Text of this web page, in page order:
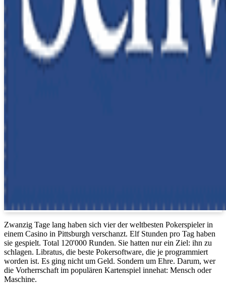
Zwanzig Tage lang haben sich vier der weltbesten Pokerspieler in
einem Casino in Pittsburgh verschanzt. Elf Stunden pro Tag haben
sie gespielt. Total 120'000 Runden. Sie hatten nur ein Ziel: ihn zu
schlagen. Libratus, die beste Pokersoftware, die je programmiert
worden ist. Es ging nicht um Geld. Sondern um Ehre. Darum, wer
die Vorherrschaft im populären Kartenspiel innehat: Mensch oder
Maschine.